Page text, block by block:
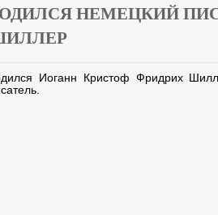
НЕМЕЦКИЙ
Иоганн Кристоф Фридрих